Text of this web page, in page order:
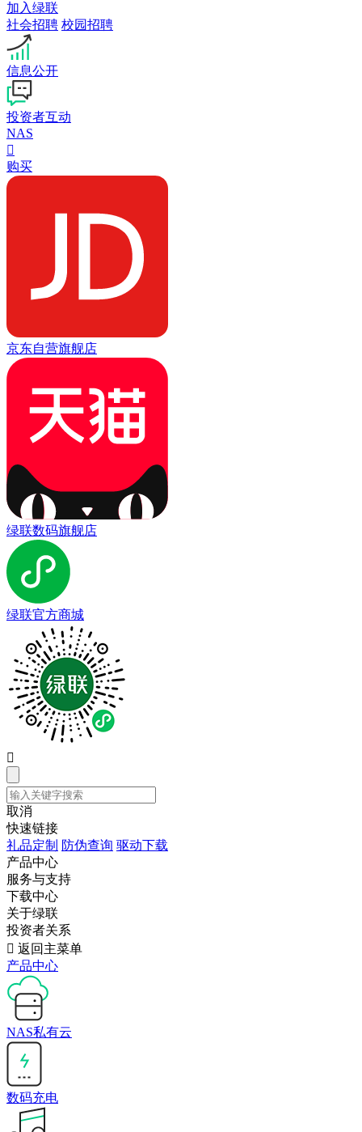
加入绿联
社会招聘 校园招聘
信息公开
投资者互动
NAS

购买
京东自营旗舰店
绿联数码旗舰店
绿联官方商城

取消
快速链接
礼品定制 防伪查询 驱动下载
产品中心
服务与支持
下载中心
关于绿联
投资者关系
 返回主菜单
产品中心
NAS私有云
数码充电